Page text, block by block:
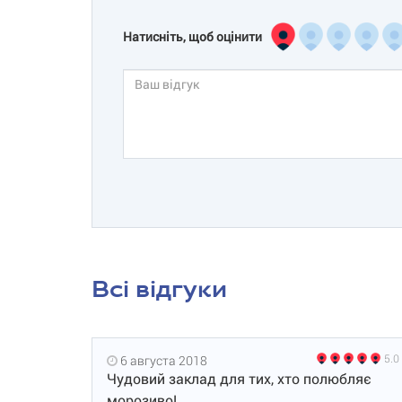
Натисніть, щоб оцінити
Всі відгуки
6 августа 2018 5.0
Чудовий заклад для тих, хто полюбляє